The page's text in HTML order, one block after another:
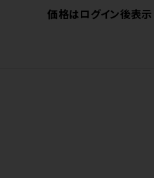
価格はログイン後表示